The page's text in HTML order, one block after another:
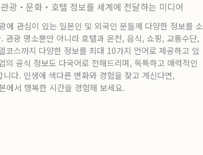
광・문화・호텔 정보를 세계에 전달하는 미디어
에 관심이 있는 일본인 및 외국인 분들께 다양한 정보를 소
관광 명소뿐만 아니라 호텔과 온천, 음식, 쇼핑, 교통수단,
코스까지 다양한 정보를 최대 10가지 언어로 제공하고 있
의 공식 정보도 다국어로 전해드리며, 독특하고 매력적인
니다. 인생에 색다른 변화와 경험을 찾고 계신다면,
에서 행복한 시간을 경험해 보세요.